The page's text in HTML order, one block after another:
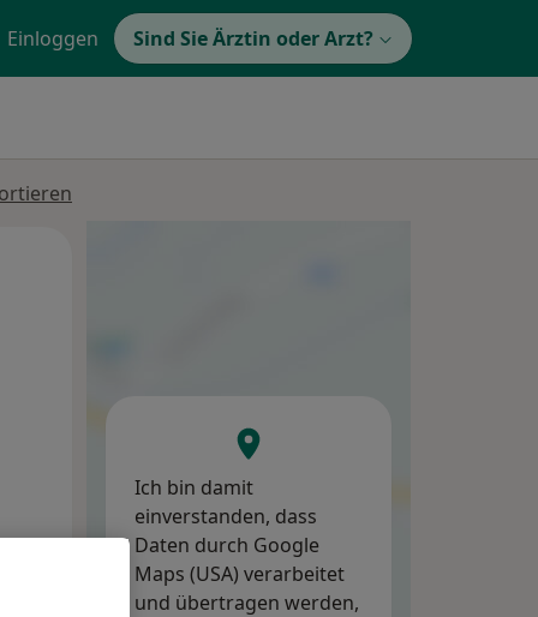
Einloggen Sind Sie Ärztin oder Arzt?
Ich bin damit
einverstanden, dass
Daten durch Google
Maps (USA) verarbeitet
und übertragen werden,